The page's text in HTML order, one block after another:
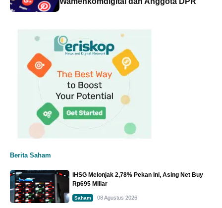
Berita Saham
IHSG Melonjak 2,78% Pekan Ini, Asing Net Buy
Rp695 Miliar
Saham 08 Agustus 2026